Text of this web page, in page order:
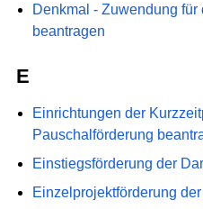
Denkmal - Zuwendung
beantragen
E
Einrichtungen der
Pauschalförderung
Einstiegsförderung der
Einzelprojektförderung